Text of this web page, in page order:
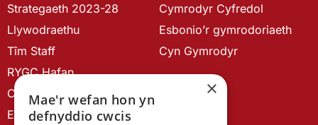
Strategaeth 2023-28
Llywodraethu
Tîm Staff
RYGC Hafan
Canllawiau brandio
Ein Hanes
Cymrodyr Cyfredol
Esbonio’r gymrodoriaeth
Cyn Gymrodyr
×
Mae'r wefan hon yn
defnyddio cwcis